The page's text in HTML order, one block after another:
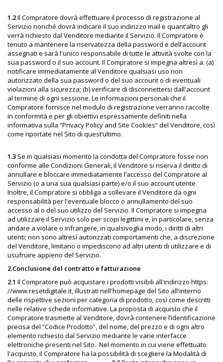
1.2Il Compratore dovrà effettuare il processo di registrazione al
Servizio nonché dovrà indicare il suo indirizzo mail e quant’altro gli
verrà richiesto dal Venditore mediante il Servizio. Il Compratore è
tenuto a mantenere la riservatezza della password e dell’account
assegnati e sarà l'unico responsabile di tutte le attività svolte con la
sua password o il suo account. Il Compratore si impegna altresì a: (a)
notificare immediatamente al Venditore qualsiasi uso non
autorizzato della sua password o del suo account o di eventuali
violazioni alla sicurezza; (b) verificare di disconnettersi dall'account
al termine di ogni sessione. Le informazioni personali che il
Compratore fornisce nel modulo di registrazione verranno raccolte
in conformità e per gli obiettivi espressamente definiti nella
informativa sulla “Privacy Policy and Site Cookies” del Venditore, così
come riportate nel Sito di quest’ultimo.
1.3 Se in qualsiasi momento la condotta del Compratore fosse non
conforme alle Condizioni Generali, il Venditore si riserva il diritto di
annullare e bloccare immediatamente l’accesso del Compratore al
Servizio (o a una sua qualsiasi parte) e/o il suo account utente.
Inoltre, il Compratore si obbliga a sollevare il Venditore da ogni
responsabilità per l'eventuale blocco o annullamento del suo
accesso al o del suo utilizzo del Servizio. Il Compratore si impegna
ad utilizzare il Servizio solo per scopi legittimi e, in particolare, senza
andare a violare o infrangere, in qualsivoglia modo, i diritti di altri
utenti; non sono altresì autorizzati comportamenti che, a discrezione
del Venditore, limitano o impediscono ad altri utenti di utilizzare e di
usufruire appieno del Servizio.
2.Conclusione del contratto e fatturazione
2.1 Il Compratore può acquistare i prodotti visibili all'indirizzo https:
//www.resetdigitale.it, illustrati nell'homepage del Sito all'interno
delle rispettive sezioni per categoria di prodotto, così come descritti
nelle relative schede informative. La proposta di acquisto che il
Compratore trasmette al Venditore, dovrà contenere l’identificazione
precisa del “Codice Prodotto”, del nome, del prezzo e di ogni altro
elemento richiesto dal Servizio mediante le varie interfacce
elettroniche presenti nel Sito. Nel momento in cui viene effettuato
l'acquisto, il Compratore ha la possibilità di scegliere la Modalità di